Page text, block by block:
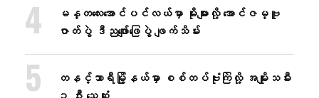
မန္တလေးအောင်ပင်လယ်မှာ မိုးများလို့ အောင်ဇမ္ဗူ
ဇာတ်ပွဲ ဒီညဖျော်ဖြေပွဲ ဖျက်သိမ်း
တနင်္သာရီမြို့နယ်မှာ စစ်တပ်ဗုံးကြဲလို့ အမျိုးသမီး